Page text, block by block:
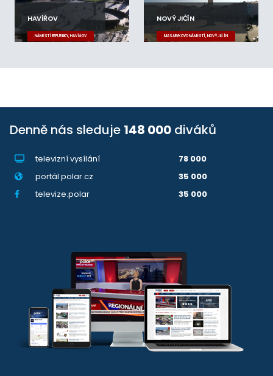
HAVÍŘOV
NÁMĚSTÍ REPUBLIKY, HAVÍŘOV
NOVÝ JIČÍN
MASARYKOVO NÁMĚSTÍ, NOVÝ JIČÍN
Denně nás sleduje 148 000 diváků
televizní vysílání
78 000
portál polar.cz
35 000
televize.polar
35 000